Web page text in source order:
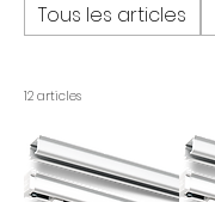
Tous les articles
12 articles